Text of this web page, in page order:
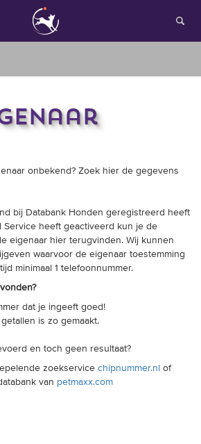
hond
onbekend? Zoek hier de gegevens
bij Databank Honden geregistreerd heeft
Service heeft geactiveerd kun je de
eigenaar hier terugvinden. Wij kunnen
waarvoor de eigenaar toestemming
minimaal 1 telefoonnummer.
dat je ingeeft goed!
is zo gemaakt.
en toch geen resultaat?
zoekservice chipnummer.nl of
van petmaxx.com